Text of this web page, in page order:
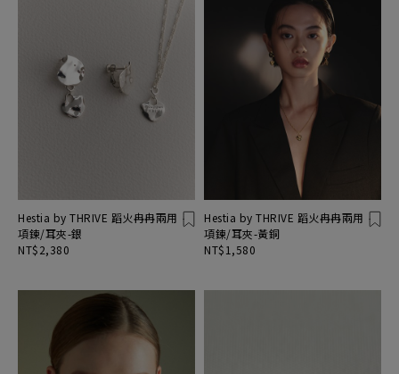
Hestia by THRIVE 蹈火冉冉兩用
項鍊/耳夾-銀
NT$2,380
Hestia by THRIVE 蹈火冉冉兩用
項鍊/耳夾-黃銅
NT$1,580